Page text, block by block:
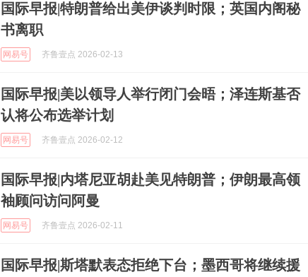
国际早报|特朗普给出美伊谈判时限；英国内阁秘
书离职
网易号 齐鲁壹点 2026-02-13
国际早报|美以领导人举行闭门会晤；泽连斯基否
认将公布选举计划
网易号 齐鲁壹点 2026-02-12
国际早报|内塔尼亚胡赴美见特朗普；伊朗最高领
袖顾问访问阿曼
网易号 齐鲁壹点 2026-02-11
国际早报|斯塔默表态拒绝下台；墨西哥将继续援